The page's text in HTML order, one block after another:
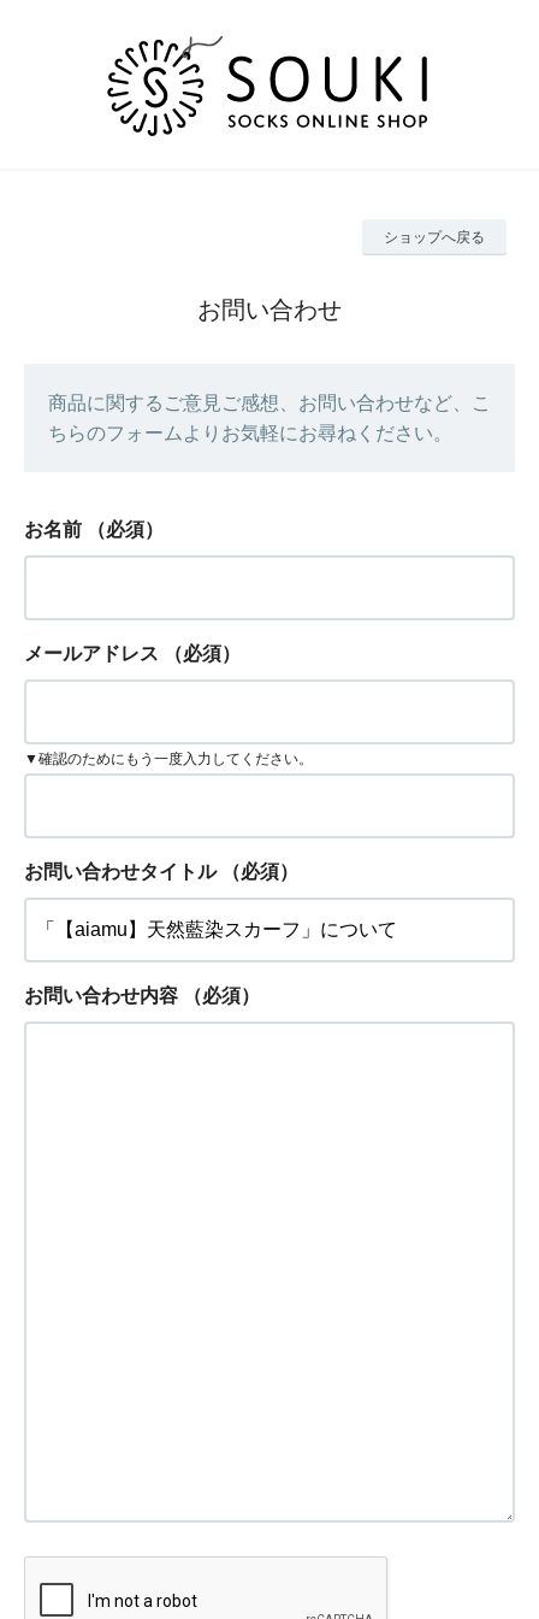
ショップへ戻る
お問い合わせ
商品に関するご意見ご感想、お問い合わせなど、こ
ちらのフォームよりお気軽にお尋ねください。
お名前 （必須）
メールアドレス （必須）
▼確認のためにもう一度入力してください。
お問い合わせタイトル （必須）
お問い合わせ内容 （必須）